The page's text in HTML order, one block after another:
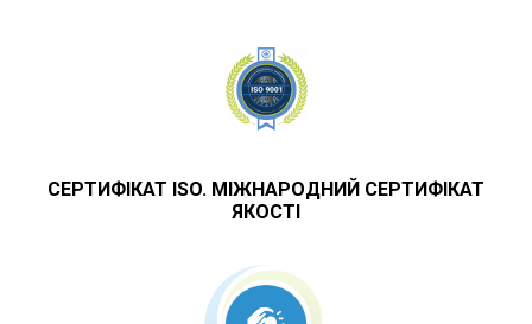
СЕРТИФІКАТ ISO. МІЖНАРОДНИЙ СЕРТИФІКАТ
ЯКОСТІ